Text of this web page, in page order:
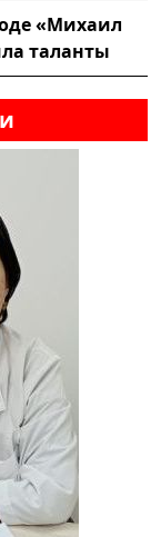
«Михаил
таланты